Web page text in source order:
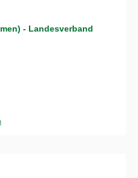
- Landesverband